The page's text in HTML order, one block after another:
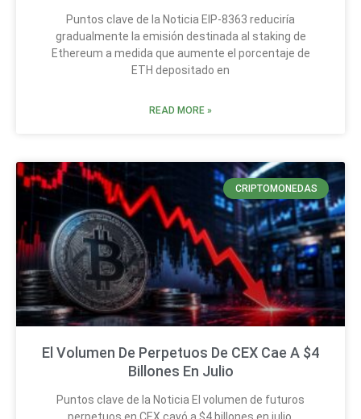
Puntos clave de la Noticia EIP-8363 reduciría
gradualmente la emisión destinada al staking de
Ethereum a medida que aumente el porcentaje de
ETH depositado en
READ MORE »
CRIPTOMONEDAS
El Volumen De Perpetuos De CEX Cae A $4
Billones En Julio
Puntos clave de la Noticia El volumen de futuros
perpetuos en CEX cayó a $4 billones en julio,